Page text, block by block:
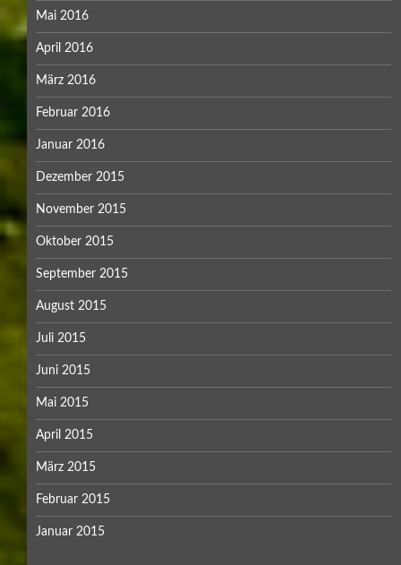
Mai 2016
April 2016
März 2016
Februar 2016
Januar 2016
Dezember 2015
November 2015
Oktober 2015
September 2015
August 2015
Juli 2015
Juni 2015
Mai 2015
April 2015
März 2015
Februar 2015
Januar 2015